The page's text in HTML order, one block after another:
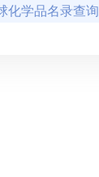
化学品名录查询